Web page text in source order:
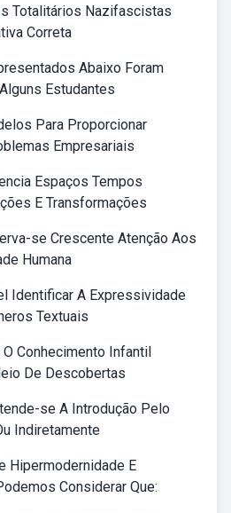
Totalitários Nazifascistas
Correta
Abaixo Foram
Estudantes
Para Proporcionar
Empresariais
Espaços Tempos
E Transformações
se Crescente Atenção Aos
Humana
Identificar A Expressividade
Textuais
Conhecimento Infantil
De Descobertas
se A Introdução Pelo
Indiretamente
Hipermodernidade E
Considerar Que: